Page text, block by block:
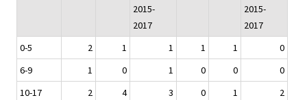
2015-
2017
2015-
2017
0-5
2 1 1 1 1
0
6-9
1 0 1 0 0
0
10-17
2 4 3 0 1
2